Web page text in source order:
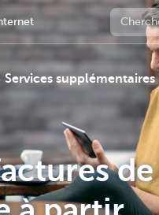
Services supplémentaires
de